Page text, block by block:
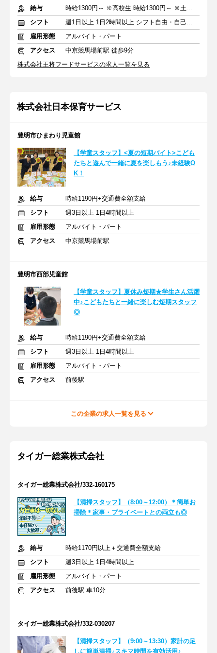
給与
時給1300円～ ※高校生:時給1300円～ ※土日祝+100円
シフト
週1日以上 1日2時間以上 シフト自由・自己申告
雇用形態
アルバイト・パート
アクセス
中京競馬場前駅 徒歩9分
株式会社王将フードサービスの求人一覧を見る
株式会社日本保育サービス
豊明市ひまわり児童館
【学童スタッフ】<夏の短期バイト>こども
たちと遊んで一緒に夏を楽しもう♪未経験O
K！
給与
時給1190円+交通費全額支給
シフト
週3日以上 1日4時間以上
雇用形態
アルバイト・パート
アクセス
中京競馬場前駅
豊明市西部児童館
【学童スタッフ】夏休み短期★学生さん活躍
中♪こどもたちと一緒に楽しむ短期スタッフ
◎
給与
時給1190円+交通費全額支給
シフト
週3日以上 1日4時間以上
雇用形態
アルバイト・パート
アクセス
前後駅
この企業の求人一覧を見る
タイガー総業株式会社
タイガー総業株式会社/332-160175
【清掃スタッフ】（8:00～12:00）＊簡単お
掃除＊家事・プライベートとの両立も◎
給与
時給1170円以上＋交通費全額支給
シフト
週3日以上 1日4時間以上
雇用形態
アルバイト・パート
アクセス
前後駅 車10分
タイガー総業株式会社/332-030207
【清掃スタッフ】（9:00～13:30）家計の足
しに簡単清掃♪スキマ時間を有効活用♪